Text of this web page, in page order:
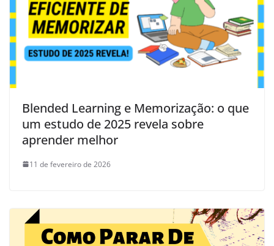
Blended Learning e Memorização: o que
um estudo de 2025 revela sobre
aprender melhor
11 de fevereiro de 2026